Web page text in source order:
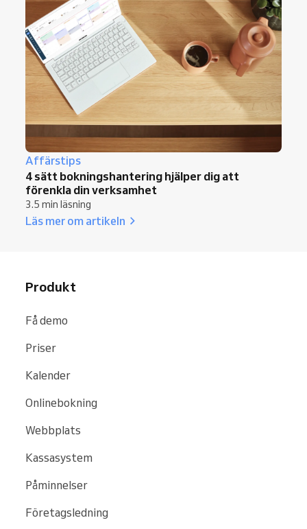
Affärstips
4 sätt bokningshantering hjälper dig att
förenkla din verksamhet
3.5 min läsning
Läs mer om artikeln
Produkt
Få demo
Priser
Kalender
Onlinebokning
Webbplats
Kassasystem
Påminnelser
Företagsledning